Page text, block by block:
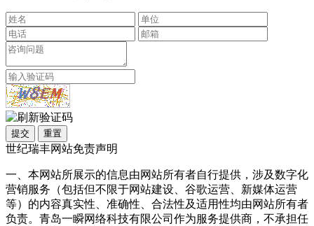
提交 重置
世纪瑞丰网站免责声明
一、本网站所展示的信息由网站所有者自行提供，涉及数字化
营销服务（包括但不限于网站建设、谷歌运营、新媒体运营
等）的内容真实性、准确性、合法性及适用性均由网站所有者
负责。青岛一瞬网络科技有限公司作为服务提供商，不承担任